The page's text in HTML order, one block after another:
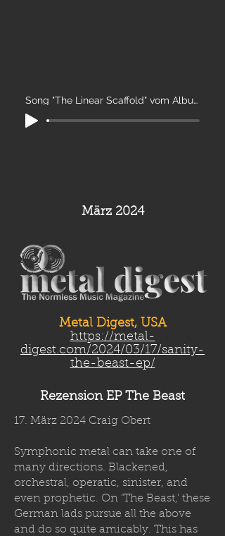
Song "The Linear Scaffold" vom Album "Schattensymphonie"
März 2024
Metal Digest, USA
https://metal-
digest.com/2024/03/17/sanity-
the-beast-ep/
Rezension EP The Beast
17. März 2024 Craig Obert
Symphonic metal can take one of
many directions. Blackened,
orchestral, operatic, sinister, and
even prophetic. On ‘The Beast,’ these
German lads pursue all the above
and do so quite amicably. This has